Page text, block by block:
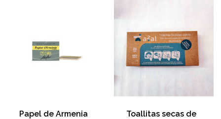
Papel de Armenia
Toallitas secas de